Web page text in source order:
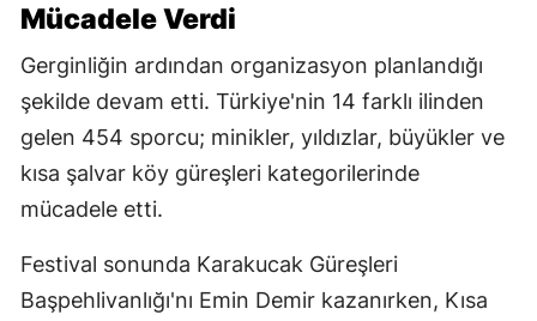
Mücadele Verdi
Gerginliğin ardından organizasyon planlandığı
şekilde devam etti. Türkiye'nin 14 farklı ilinden
gelen 454 sporcu; minikler, yıldızlar, büyükler ve
kısa şalvar köy güreşleri kategorilerinde
mücadele etti.
Festival sonunda Karakucak Güreşleri
Başpehlivanlığı'nı Emin Demir kazanırken, Kısa